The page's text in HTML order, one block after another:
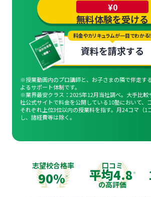
¥0
無料体験を受ける
料金やカリキュラムが一目でわかる！
資料を請求する
※授業動画内のプロ講師と、お子さまの隣で伴走す
よるサポート体制です。
※業界最安クラス：2025年12月当社調べ。大手比較
社公式サイトで料金を公開している10塾において、
それぞれ上位3位以内の授業料を指す。月24コマ（1
し、諸経費等は除く。
志望校合格率
90%※
口コミ
平均4.8 ※
の高評価